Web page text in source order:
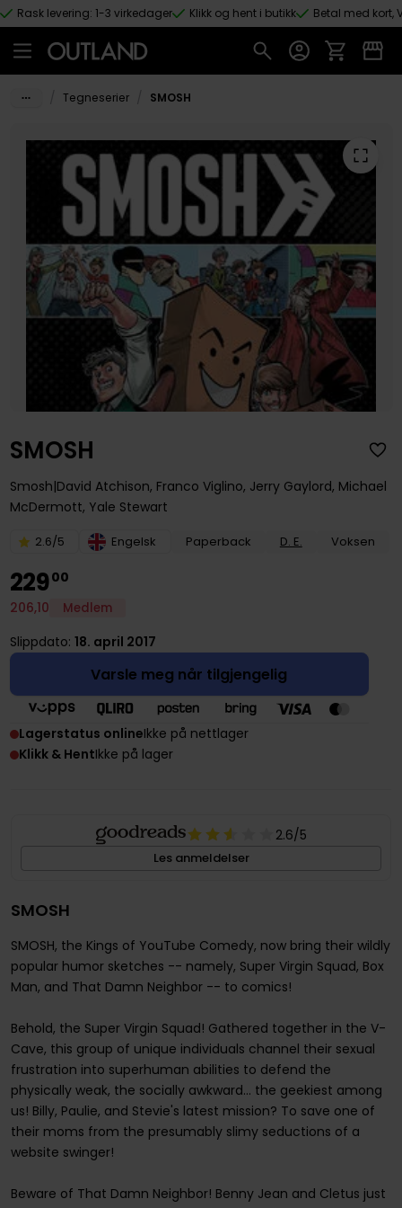
Hopp til hovedinnhold
Rask levering: 1-3 virkedager Klikk og hent i butikk Betal med kort,
Tegneserier SMOSH
SMOSH
Smosh David Atchison, Franco Viglino, Jerry Gaylord, Michael
McDermott, Yale Stewart
2.6/5 Engelsk Paperback D. E. Voksen
22900
206,10 Medlem
Slippdato: 18. april 2017
Varsle meg når tilgjengelig
Lagerstatus onlineIkke på nettlager
Klikk & HentIkke på lager
2.6/5
Les anmeldelser
SMOSH
SMOSH, the Kings of YouTube Comedy, now bring their wildly
popular humor sketches -- namely, Super Virgin Squad, Box
Man, and That Damn Neighbor -- to comics!
Behold, the Super Virgin Squad! Gathered together in the V-
Cave, this group of unique individuals channel their sexual
frustration into superhuman abilities to defend the
physically weak, the socially awkward... the geekiest among
us! Billy, Paulie, and Stevie's latest mission? To save one of
their moms from the presumably slimy seductions of a
website swinger!
Beware of That Damn Neighbor! Benny Jean and Cletus just